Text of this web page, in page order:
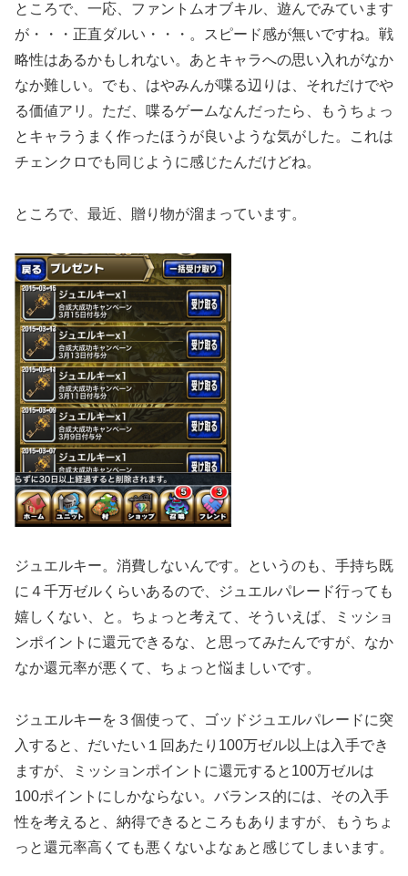
ところで、一応、ファントムオブキル、遊んでみています
が・・・正直ダルい・・・。スピード感が無いですね。戦
略性はあるかもしれない。あとキャラへの思い入れがなか
なか難しい。でも、はやみんが喋る辺りは、それだけでや
る価値アリ。ただ、喋るゲームなんだったら、もうちょっ
とキャラうまく作ったほうが良いような気がした。これは
チェンクロでも同じように感じたんだけどね。
ところで、最近、贈り物が溜まっています。
ジュエルキー。消費しないんです。というのも、手持ち既
に４千万ゼルくらいあるので、ジュエルパレード行っても
嬉しくない、と。ちょっと考えて、そういえば、ミッショ
ンポイントに還元できるな、と思ってみたんですが、なか
なか還元率が悪くて、ちょっと悩ましいです。
ジュエルキーを３個使って、ゴッドジュエルパレードに突
入すると、だいたい１回あたり100万ゼル以上は入手でき
ますが、ミッションポイントに還元すると100万ゼルは
100ポイントにしかならない。バランス的には、その入手
性を考えると、納得できるところもありますが、もうちょ
っと還元率高くても悪くないよなぁと感じてしまいます。